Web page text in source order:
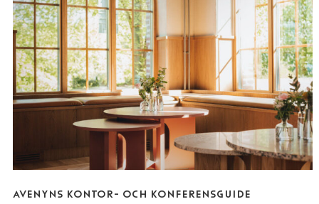
AVENYNS KONTOR- OCH KONFERENSGUIDE